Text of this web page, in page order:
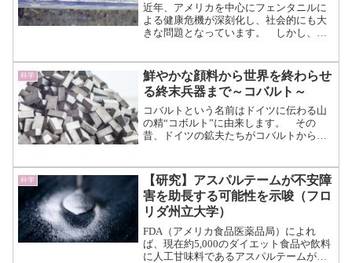
近年、アメリカを中心にフェンタニルに
よる健康危機が深刻化し、社会的にも大
きな問題となっています。 しかし、状
るかに強力で致死性の高い新たな合成オ
ピオイド「ニタゼン（Nita...（続きを読
む）
科学
鮮やかな顔料から世界を終わらせ
る終末兵器まで～コバルト～
コバルトという名前はドイツに伝わる山
の精“コボルト”に由来します。 その
昔、ドイツの鉱夫たちがコバルトから銀
たため、これは山の妖精であるコボルト
の仕業だと考えたのです。...（続きを読
む）
科学
【研究】アスパルテームが不安障
害を助長する可能性を示唆（フロ
リダ州立大学）
FDA（アメリカ食品医薬品局）によれ
ば、現在約5,000のダイエット食品や飲料
に人工甘味料であるアスパルテームが含